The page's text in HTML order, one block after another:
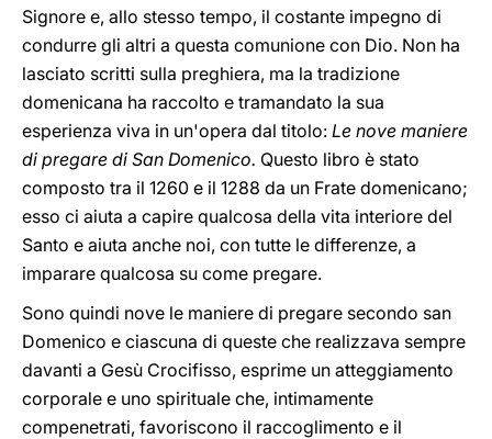
Signore e, allo stesso tempo, il costante impegno di
condurre gli altri a questa comunione con Dio. Non ha
lasciato scritti sulla preghiera, ma la tradizione
domenicana ha raccolto e tramandato la sua
esperienza viva in un'opera dal titolo: Le nove maniere
di pregare di San Domenico. Questo libro è stato
composto tra il 1260 e il 1288 da un Frate domenicano;
esso ci aiuta a capire qualcosa della vita interiore del
Santo e aiuta anche noi, con tutte le differenze, a
imparare qualcosa su come pregare.
Sono quindi nove le maniere di pregare secondo san
Domenico e ciascuna di queste che realizzava sempre
davanti a Gesù Crocifisso, esprime un atteggiamento
corporale e uno spirituale che, intimamente
compenetrati, favoriscono il raccoglimento e il